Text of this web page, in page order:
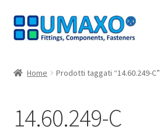
Vai
alla
Vai
al
Carrello
Home Prodotti taggati “14.60.249-C”
14.60.249-C